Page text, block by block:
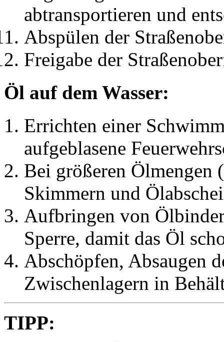
abtransportieren und
Abspülen der
Freigabe der
Öl auf dem Wasser:
Errichten einer
aufgeblasene
Bei größeren Ölmengen
Skimmern und
Aufbringen von
Sperre, damit das Öl
Abschöpfen, Absaugen
Zwischenlagern in
TIPP: